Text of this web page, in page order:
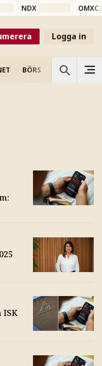
NDX
Logga in
BÖRS VETENSKAP